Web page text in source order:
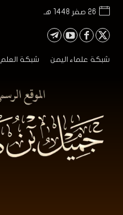
26 صفر 1448 هـ
شبكة علماء اليمن شبكة العلم